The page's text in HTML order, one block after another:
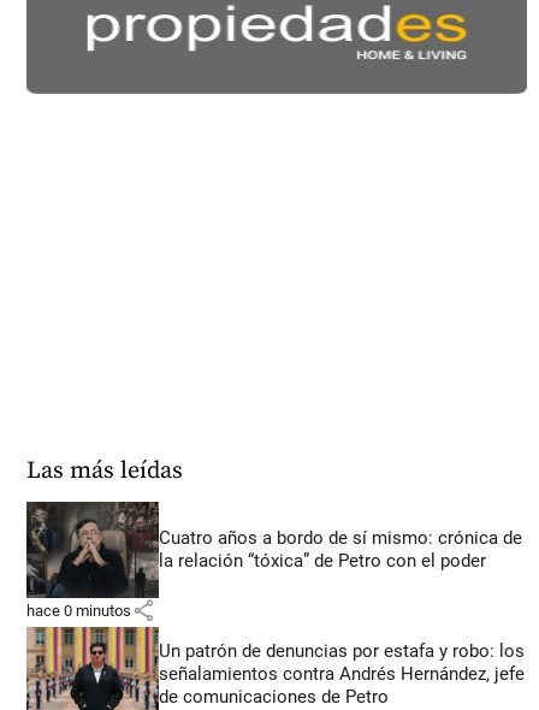
Las más leídas
Cuatro años a bordo de sí mismo: crónica de
la relación “tóxica” de Petro con el poder
hace 0 minutos share
Un patrón de denuncias por estafa y robo: los
señalamientos contra Andrés Hernández, jefe
de comunicaciones de Petro